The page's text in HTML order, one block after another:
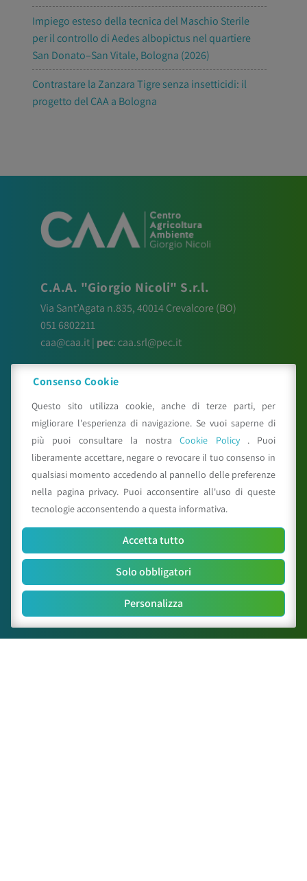
Impiego esteso della tecnica del Maschio Sterile
per il controllo di Aedes albopictus nel quartiere
San Donato–San Vitale, Bologna (2026)
Contrastare la Zanzara Tigre senza insetticidi: il
progetto del CAA a Bologna
C.A.A. "Giorgio Nicoli" S.r.l.
Via Sant’Agata n.835,40014Crevalcore(BO)
051 6802211
caa@caa.it| pec: caa.srl@pec.it
Sabato – Domenica:Chiuso
Mappa del sito
Il Centro
News
Posters e Relazioni
Consenso Cookie
Questo sito utilizza cookie, anche di terze parti, per
migliorare l'esperienza di navigazione. Se vuoi saperne di
più puoi consultare la nostraCookie Policy . Puoi
liberamente accettare, negare o revocare il tuo consenso in
qualsiasi momento accedendo al pannello delle preferenze
nella pagina privacy. Puoi acconsentire all'uso di queste
tecnologie acconsentendo a questa informativa.
Accetta tutto
Solo obbligatori
Personalizza